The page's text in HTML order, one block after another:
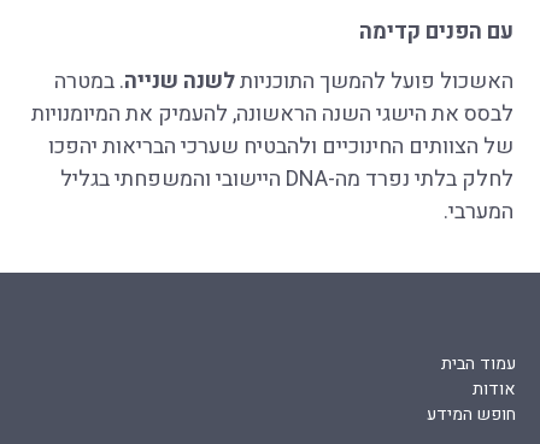
עם הפנים קדימה
האשכול פועל להמשך התוכניותלשנה שנייה. במטרה
לבסס את הישגי השנה הראשונה, להעמיק את המיומנויות
של הצוותים החינוכיים ולהבטיח שערכי הבריאות יהפכו
לחלק בלתי נפרד מה-DNA היישובי והמשפחתי בגליל
המערבי.
עמוד הבית
אודות
חופש המידע